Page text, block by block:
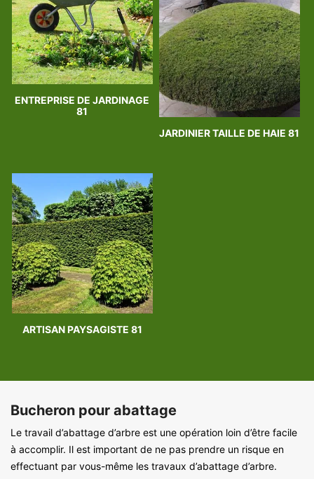
ENTREPRISE DE JARDINAGE
81
JARDINIER TAILLE DE HAIE 81
ARTISAN PAYSAGISTE 81
Bucheron pour abattage
Le travail d’abattage d’arbre est une opération loin d’être facile
à accomplir. Il est important de ne pas prendre un risque en
effectuant par vous-même les travaux d’abattage d’arbre.